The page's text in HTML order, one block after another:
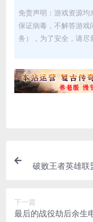
免责声明：游戏资源均
保证病毒，不解答游戏
务），为了安全，请尽
破败王者英雄联
下一篇
最后的战役劫后余生